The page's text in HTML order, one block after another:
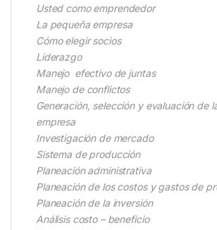
Usted como emprendedor
La pequeña empresa
Cómo elegir socios
Liderazgo
Manejo efectivo de juntas
Manejo de conflictos
Generación, selección y evaluación de
empresa
Investigación de mercado
Sistema de producción
Planeación administrativa
Planeación de los costos y gastos de
Planeación de la inversión
Análisis costo – beneficio